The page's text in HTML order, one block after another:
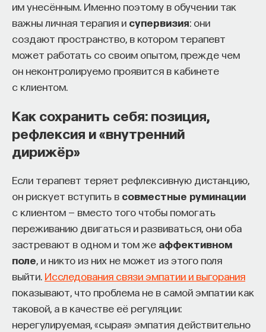
им унесённым. Именно поэтому в обучении так
важны личная терапия и супервизия: они
создают пространство, в котором терапевт
может работать со своим опытом, прежде чем
он неконтролируемо проявится в кабинете
с клиентом.
Как сохранить себя: позиция,
рефлексия и «внутренний
дирижёр»
Если терапевт теряет рефлексивную дистанцию,
он рискует вступить в совместные руминации
с клиентом — вместо того чтобы помогать
переживанию двигаться и развиваться, они оба
застревают в одном и том же аффективном
поле , и никто из них не может из этого поля
выйти. Исследования связи эмпатии и выгорания
показывают, что проблема не в самой эмпатии как
таковой, а в качестве её регуляции:
нерегулируемая, «сырая» эмпатия действительно